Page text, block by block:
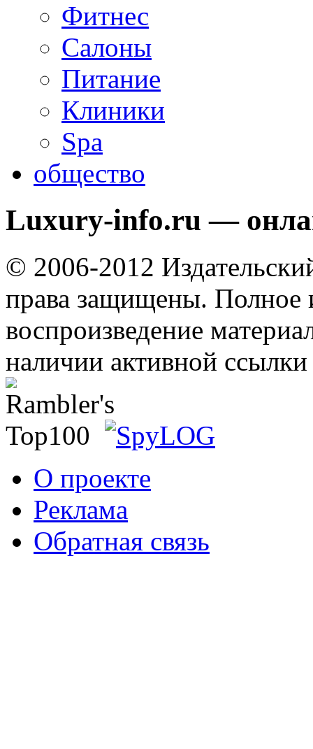
Фитнес
Салоны
Питание
Клиники
Spa
общество
Luxury-info.ru —
© 2006-2012
права защищены. Полное
воспроизведение
наличии активной ссылки
О проекте
Реклама
Обратная связь